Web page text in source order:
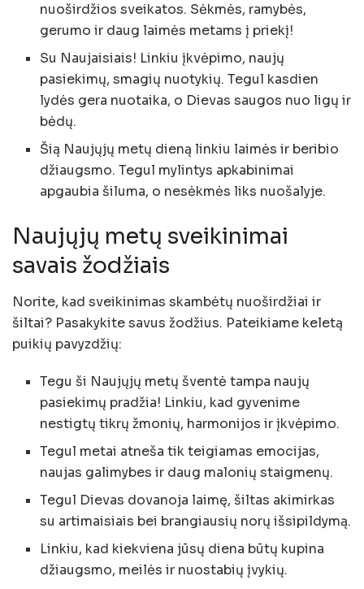
nuoširdžios sveikatos. Sėkmės, ramybės,
gerumo ir daug laimės metams į priekį!
Su Naujaisiais! Linkiu įkvėpimo, naujų
pasiekimų, smagių nuotykių. Tegul kasdien
lydės gera nuotaika, o Dievas saugos nuo ligų ir
bėdų.
Šią Naujųjų metų dieną linkiu laimės ir beribio
džiaugsmo. Tegul mylintys apkabinimai
apgaubia šiluma, o nesėkmės liks nuošalyje.
Naujųjų metų sveikinimai
savais žodžiais
Norite, kad sveikinimas skambėtų nuoširdžiai ir
šiltai? Pasakykite savus žodžius. Pateikiame keletą
puikių pavyzdžių:
Tegu ši Naujųjų metų šventė tampa naujų
pasiekimų pradžia! Linkiu, kad gyvenime
nestigtų tikrų žmonių, harmonijos ir įkvėpimo.
Tegul metai atneša tik teigiamas emocijas,
naujas galimybes ir daug malonių staigmenų.
Tegul Dievas dovanoja laimę, šiltas akimirkas
su artimaisiais bei brangiausių norų išsipildymą.
Linkiu, kad kiekviena jūsų diena būtų kupina
džiaugsmo, meilės ir nuostabių įvykių.